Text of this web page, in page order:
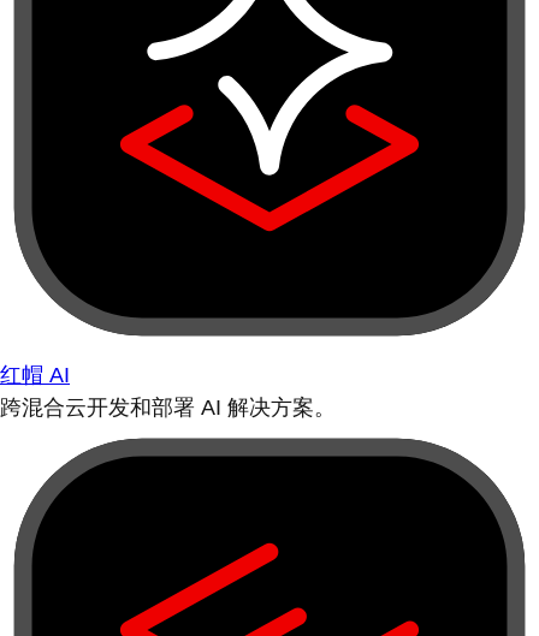
红帽 AI
跨混合云开发和部署 AI 解决方案。